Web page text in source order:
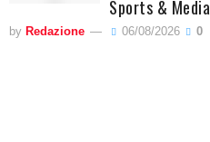
Sports & Media
by Redazione 06/08/2026 0